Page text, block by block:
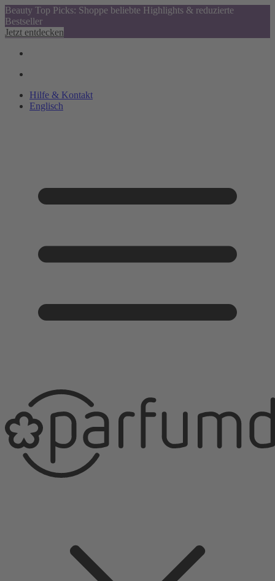
Beauty Top Picks: Shoppe beliebte Highlights & reduzierte
Bestseller
Jetzt entdecken
Hilfe & Kontakt
Englisch